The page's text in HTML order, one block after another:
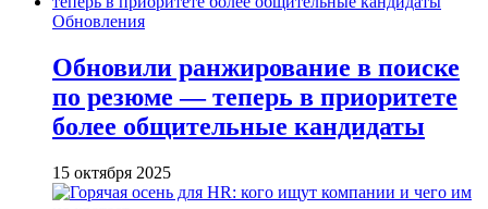
Обновления
Обновили ранжирование в поиске
по резюме — теперь в приоритете
более общительные кандидаты
15 октября 2025